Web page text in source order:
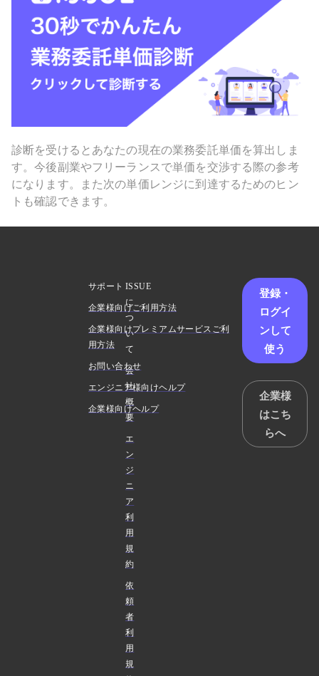
診断を受けるとあなたの現在の業務委託単価を算出しま
す。今後副業やフリーランスで単価を交渉する際の参考
になります。また次の単価レンジに到達するためのヒン
トも確認できます。
ISSUE
に
つ
い
て
会
社
概
要
エ
ン
ジ
ニ
ア
利
用
規
約
依
頼
者
利
用
規
サポート
企業様向けご利用方法
企業様向けプレミアムサービスご利
用方法
お問い合わせ
エンジニア様向けヘルプ
企業様向けヘルプ
登録・
ログイ
ンして
使う
企業様
はこち
らへ